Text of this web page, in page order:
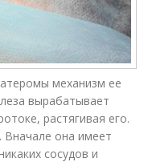
механизм ее
вырабатывает
растягивая его.
Вначале она имеет
сосудов и